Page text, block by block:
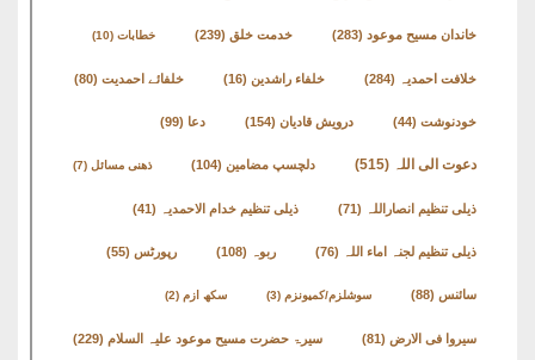
خاندان مسیح موعود (283) خدمت خلق (239) خطابات (10)
خلافت احمدیہ (284) خلفاء راشدین (16) خلفائے احمدیت (80)
خودنوشت (44) درویش قادیان (154) دعا (99)
دعوت الی اللہ (515) دلچسپ مضامین (104) ذھنی مسائل (7)
ذیلی تنظیم انصاراللہ (71) ذیلی تنظیم خدام الاحمدیہ (41)
ذیلی تنظیم لجنہ اماء اللہ (76) ربوہ (108) رپورٹس (55)
سائنس (88) سوشلزم/کمیونزم (3) سکھ ازم (2)
سیروا فی الارض (81) سیرۃ حضرت مسیح موعود علیہ السلام (229)